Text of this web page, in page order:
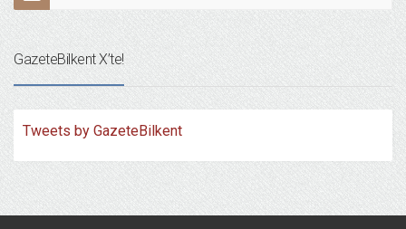
GazeteBilkent X’te!
Tweets by GazeteBilkent